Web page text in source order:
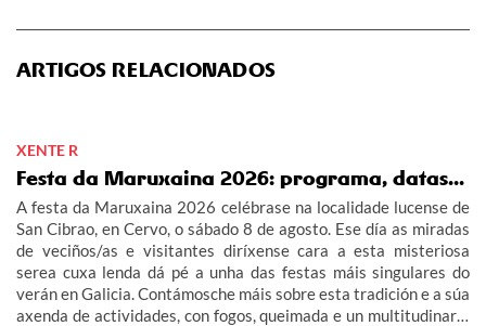
ARTIGOS RELACIONADOS
XENTE R
Festa da Maruxaina 2026: programa, datas...
A festa da Maruxaina 2026 celébrase na localidade lucense de
San Cibrao, en Cervo, o sábado 8 de agosto. Ese día as miradas
de veciños/as e visitantes diríxense cara a esta misteriosa
serea cuxa lenda dá pé a unha das festas máis singulares do
verán en Galicia. Contámosche máis sobre esta tradición e a súa
axenda de actividades, con fogos, queimada e un multitudinario